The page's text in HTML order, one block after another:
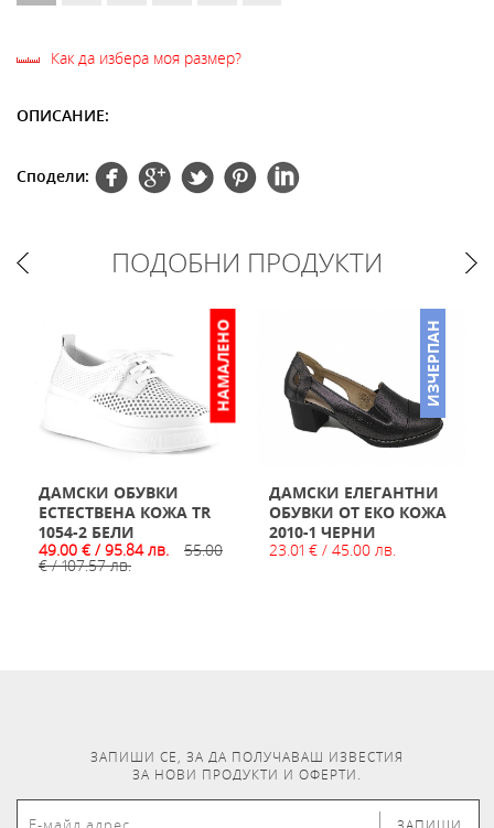
Как да избера моя размер?
ОПИСАНИЕ:
Сподели:
ПОДОБНИ ПРОДУКТИ
НАМАЛЕНО
ДАМСКИ ОБУВКИ
ЕСТЕСТВЕНА КОЖА TR
1054-2 БЕЛИ
49.00 € / 95.84 лв.
55.00
€ / 107.57 лв.
ИЗЧЕРПАН
ДАМСКИ ЕЛЕГАНТНИ
ОБУВКИ ОТ ЕКО КОЖА
2010-1 ЧЕРНИ
23.01 € / 45.00 лв.
ЗАПИШИ СЕ, ЗА ДА ПОЛУЧАВАШ ИЗВЕСТИЯ
ЗА НОВИ ПРОДУКТИ И ОФЕРТИ.